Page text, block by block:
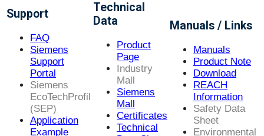
Support
FAQ
Siemens
Support
Portal
Siemens
EcoTechProfil
(SEP)
Application
Example
Technical
Data
Product
Page
Industry
Mall
Siemens
Mall
Certificates
Technical
Manuals / Links
Manuals
Product Note
Download
REACH
Information
Safety Data
Sheet
Environmental